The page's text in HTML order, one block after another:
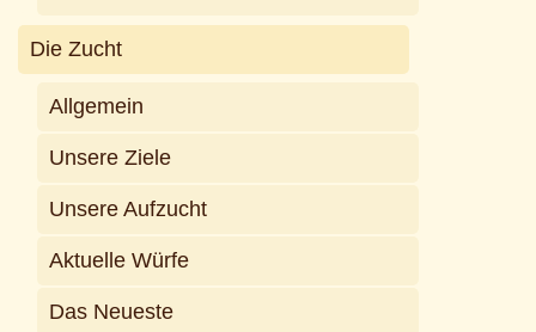
Die Zucht
Allgemein
Unsere Ziele
Unsere Aufzucht
Aktuelle Würfe
Das Neueste